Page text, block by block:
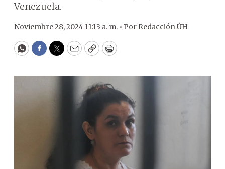
Venezuela.
Noviembre 28, 2024 11:13 a. m. • Por Redacción ÚH
WhatsApp
Facebook
Twitter
EmailCopyPrint